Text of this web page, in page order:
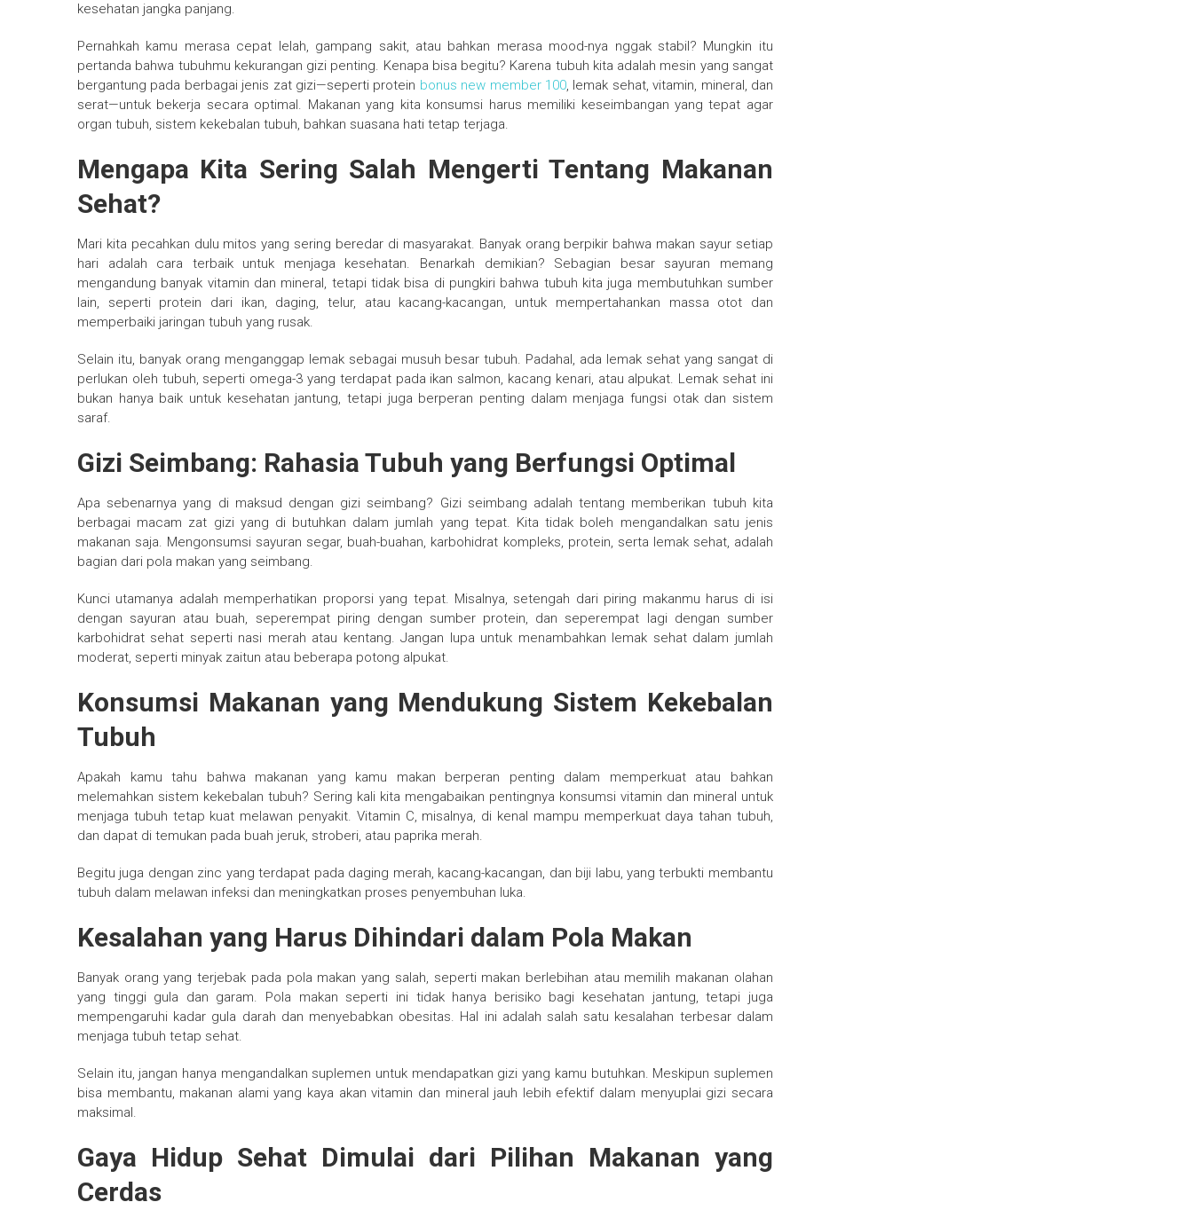
kesehatan jangka panjang.
Pernahkah kamu merasa cepat lelah, gampang sakit, atau bahkan merasa mood-nya nggak stabil? Mungkin itu
pertanda bahwa tubuhmu kekurangan gizi penting. Kenapa bisa begitu? Karena tubuh kita adalah mesin yang sangat
bergantung pada berbagai jenis zat gizi—seperti protein bonus new member 100, lemak sehat, vitamin, mineral, dan
serat—untuk bekerja secara optimal. Makanan yang kita konsumsi harus memiliki keseimbangan yang tepat agar
organ tubuh, sistem kekebalan tubuh, bahkan suasana hati tetap terjaga.
Mengapa Kita Sering Salah Mengerti Tentang Makanan
Sehat?
Mari kita pecahkan dulu mitos yang sering beredar di masyarakat. Banyak orang berpikir bahwa makan sayur setiap
hari adalah cara terbaik untuk menjaga kesehatan. Benarkah demikian? Sebagian besar sayuran memang
mengandung banyak vitamin dan mineral, tetapi tidak bisa di pungkiri bahwa tubuh kita juga membutuhkan sumber
lain, seperti protein dari ikan, daging, telur, atau kacang-kacangan, untuk mempertahankan massa otot dan
memperbaiki jaringan tubuh yang rusak.
Selain itu, banyak orang menganggap lemak sebagai musuh besar tubuh. Padahal, ada lemak sehat yang sangat di
perlukan oleh tubuh, seperti omega-3 yang terdapat pada ikan salmon, kacang kenari, atau alpukat. Lemak sehat ini
bukan hanya baik untuk kesehatan jantung, tetapi juga berperan penting dalam menjaga fungsi otak dan sistem
saraf.
Gizi Seimbang: Rahasia Tubuh yang Berfungsi Optimal
Apa sebenarnya yang di maksud dengan gizi seimbang? Gizi seimbang adalah tentang memberikan tubuh kita
berbagai macam zat gizi yang di butuhkan dalam jumlah yang tepat. Kita tidak boleh mengandalkan satu jenis
makanan saja. Mengonsumsi sayuran segar, buah-buahan, karbohidrat kompleks, protein, serta lemak sehat, adalah
bagian dari pola makan yang seimbang.
Kunci utamanya adalah memperhatikan proporsi yang tepat. Misalnya, setengah dari piring makanmu harus di isi
dengan sayuran atau buah, seperempat piring dengan sumber protein, dan seperempat lagi dengan sumber
karbohidrat sehat seperti nasi merah atau kentang. Jangan lupa untuk menambahkan lemak sehat dalam jumlah
moderat, seperti minyak zaitun atau beberapa potong alpukat.
Konsumsi Makanan yang Mendukung Sistem Kekebalan
Tubuh
Apakah kamu tahu bahwa makanan yang kamu makan berperan penting dalam memperkuat atau bahkan
melemahkan sistem kekebalan tubuh? Sering kali kita mengabaikan pentingnya konsumsi vitamin dan mineral untuk
menjaga tubuh tetap kuat melawan penyakit. Vitamin C, misalnya, di kenal mampu memperkuat daya tahan tubuh,
dan dapat di temukan pada buah jeruk, stroberi, atau paprika merah.
Begitu juga dengan zinc yang terdapat pada daging merah, kacang-kacangan, dan biji labu, yang terbukti membantu
tubuh dalam melawan infeksi dan meningkatkan proses penyembuhan luka.
Kesalahan yang Harus Dihindari dalam Pola Makan
Banyak orang yang terjebak pada pola makan yang salah, seperti makan berlebihan atau memilih makanan olahan
yang tinggi gula dan garam. Pola makan seperti ini tidak hanya berisiko bagi kesehatan jantung, tetapi juga
mempengaruhi kadar gula darah dan menyebabkan obesitas. Hal ini adalah salah satu kesalahan terbesar dalam
menjaga tubuh tetap sehat.
Selain itu, jangan hanya mengandalkan suplemen untuk mendapatkan gizi yang kamu butuhkan. Meskipun suplemen
bisa membantu, makanan alami yang kaya akan vitamin dan mineral jauh lebih efektif dalam menyuplai gizi secara
maksimal.
Gaya Hidup Sehat Dimulai dari Pilihan Makanan yang
Cerdas